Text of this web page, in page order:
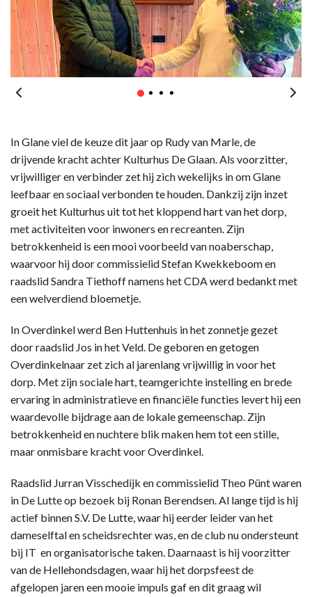
In Glane viel de keuze dit jaar op Rudy van Marle, de
drijvende kracht achter Kulturhus De Glaan. Als voorzitter,
vrijwilliger en verbinder zet hij zich wekelijks in om Glane
leefbaar en sociaal verbonden te houden. Dankzij zijn inzet
groeit het Kulturhus uit tot het kloppend hart van het dorp,
met activiteiten voor inwoners en recreanten. Zijn
betrokkenheid is een mooi voorbeeld van noaberschap,
waarvoor hij door commissielid Stefan Kwekkeboom en
raadslid Sandra Tiethoff namens het CDA werd bedankt met
een welverdiend bloemetje.
In Overdinkel werd Ben Huttenhuis in het zonnetje gezet
door raadslid Jos in het Veld. De geboren en getogen
Overdinkelnaar zet zich al jarenlang vrijwillig in voor het
dorp. Met zijn sociale hart, teamgerichte instelling en brede
ervaring in administratieve en financiële functies levert hij een
waardevolle bijdrage aan de lokale gemeenschap. Zijn
betrokkenheid en nuchtere blik maken hem tot een stille,
maar onmisbare kracht voor Overdinkel.
Raadslid Jurran Visschedijk en commissielid Theo Pünt waren
in De Lutte op bezoek bij Ronan Berendsen. Al lange tijd is hij
actief binnen S.V. De Lutte, waar hij eerder leider van het
dameselftal en scheidsrechter was, en de club nu ondersteunt
bij IT en organisatorische taken. Daarnaast is hij voorzitter
van de Hellehondsdagen, waar hij het dorpsfeest de
afgelopen jaren een mooie impuls gaf en dit graag wil